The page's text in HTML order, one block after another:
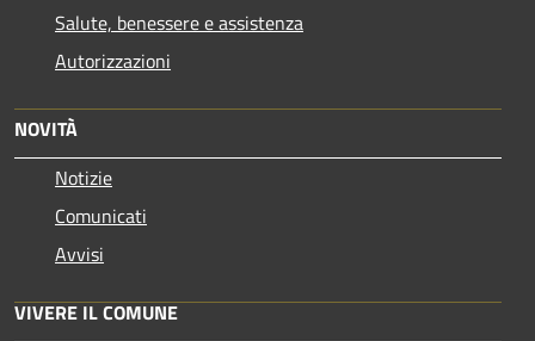
Salute, benessere e assistenza
Autorizzazioni
NOVITÀ
Notizie
Comunicati
Avvisi
VIVERE IL COMUNE